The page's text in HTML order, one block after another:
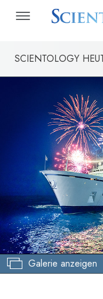
SCIENTOLOGY
Galerie anzeigen